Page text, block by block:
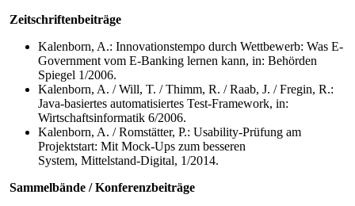
Zeitschriftenbeiträge
Kalenborn, A.: Innovationstempo durch Wettbewerb: Was E-
Government vom E-Banking lernen kann, in: Behörden
Spiegel 1/2006.
Kalenborn, A. / Will, T. / Thimm, R. / Raab, J. / Fregin, R.:
Java-basiertes automatisiertes Test-Framework, in:
Wirtschaftsinformatik 6/2006.
Kalenborn, A. / Romstätter, P.: Usability-Prüfung am
Projektstart: Mit Mock-Ups zum besseren
System, Mittelstand-Digital, 1/2014.
Sammelbände / Konferenzbeiträge